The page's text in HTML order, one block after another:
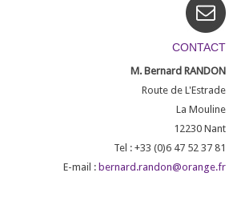
CONTACT
M. Bernard RANDON
Route de L'Estrade
La Mouline
12230 Nant
Tel : +33 (0)6 47 52 37 81
E-mail : bernard.randon@orange.fr